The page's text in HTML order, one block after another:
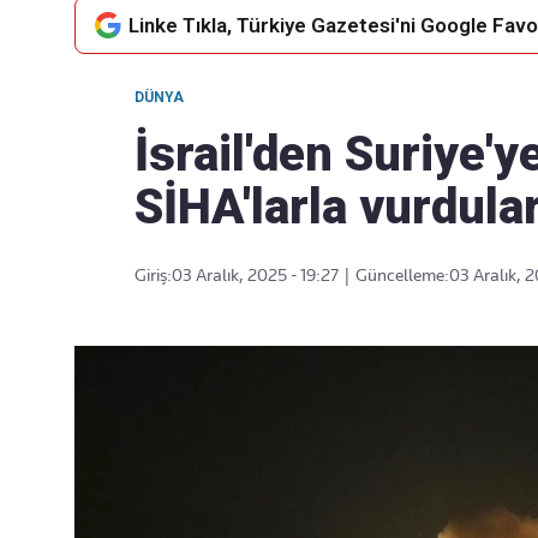
akışımıza ulaşın
Linke Tıkla, Türkiye Gazetesi'ni Google
DÜNYA
İsrail'den
SİHA'larla
Giriş:03 Aralık, 2025 - 19:27 Güncelleme:03 Aralık,